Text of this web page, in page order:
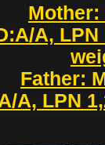
Mother:
A,
Father:
A, LPN